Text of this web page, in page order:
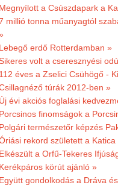
Megnyílott a Csúszdapark a
millió tonna műanyagtól
Lebegő erdő Rotterdamban »
volt a cseresznyési
112 éves a Zselici Csühögő -
túrák 2012-ben »
Új évi akciós foglalási
Porcsinos finomságok a
Polgári természetőr képzés
rekord született a Katica
Elkészült a Orfű-Tekeres
Kerékpáros körút ajánló »
Együtt gondolkodás a Dráva